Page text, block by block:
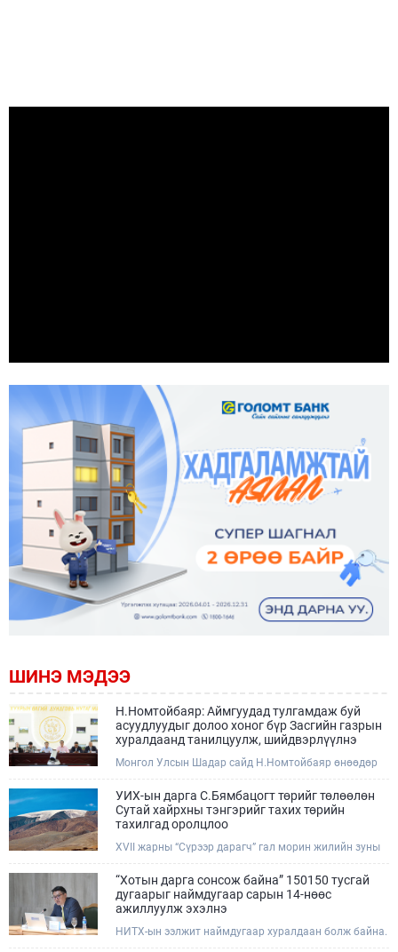
ШИНЭ МЭДЭЭ
Н.Номтойбаяр: Аймгуудад тулгамдаж буй
асуудлуудыг долоо хоног бүр Засгийн газрын
хуралдаанд танилцуулж, шийдвэрлүүлнэ
Монгол Улсын Шадар сайд Н.Номтойбаяр өнөөдөр
сайдын 10 дугаар албан даалгавар, Улсын Онцгой
комиссын даргын 3 дугаар тушаалын хүрээнд
Өмнөговь аймагт байгаль орчин, уул уурхайн 358
зөрчил илрүүлж, 200 гаруйг нь арилгуулаад байна.
УИХ-ын дарга С.Бямбацогт төрийг төлөөлөн
Сутай хайрхны тэнгэрийг тахих төрийн
тахилгад оролцлоо
XVII жарны “Сүрээр дарагч” гал морин жилийн зуны
өдөр /2026.08.06/ Сутай хайрхны тэнгэрийг тайх
төрийн тахилга боллоо.
“Хотын дарга сонсож байна” 150150 тусгай
дугаарыг наймдугаар сарын 14-нөөс
ажиллуулж эхэлнэ
НИТХ-ын ээлжит наймдугаар хуралдаан болж байна.